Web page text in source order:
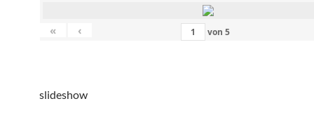
« ‹ von 5
slideshow